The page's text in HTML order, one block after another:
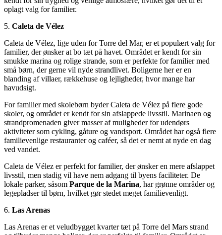
oplagt valg for familier.
5. Caleta de Vélez
Caleta de Vélez, lige uden for Torre del Mar, er et populært valg for
familier, der ønsker at bo tæt på havet. Området er kendt for sin
smukke marina og rolige strande, som er perfekte for familier med
små børn, der gerne vil nyde strandlivet. Boligerne her er en
blanding af villaer, rækkehuse og lejligheder, hvor mange har
havudsigt.
For familier med skolebørn byder Caleta de Vélez på flere gode
skoler, og området er kendt for sin afslappede livsstil. Marinaen og
strandpromenaden giver masser af muligheder for udendørs
aktiviteter som cykling, gåture og vandsport. Området har også flere
familievenlige restauranter og caféer, så det er nemt at nyde en dag
ved vandet.
Caleta de Vélez er perfekt for familier, der ønsker en mere afslappet
livsstil, men stadig vil have nem adgang til byens faciliteter. De
lokale parker, såsom Parque de la Marina, har grønne områder og
legepladser til børn, hvilket gør stedet meget familievenligt.
6. Las Arenas
Las Arenas er et veludbygget kvarter tæt på Torre del Mars strand